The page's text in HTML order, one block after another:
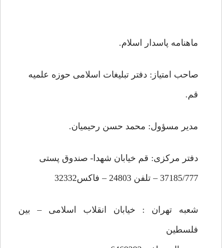
ماهنامه پاسدار اسلام.
صاحب امتياز: دفتر تبليغات اسلامى حوزه علميه
قم.
مدير مسؤول: محمد حسن رحيميان.
دفتر مركزى: قم خيابان شهدا- صندوق پستى
37185/777 – تلفن 24803 – فاكس32332
شعبه تهران : خيابان انقلاب اسلامى – بين
فلسطين